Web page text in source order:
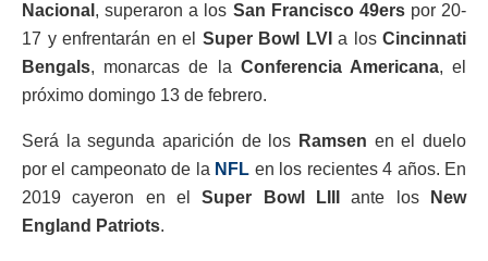
Nacional , superaron a los San Francisco 49erspor 20-
17 y enfrentarán en el Super Bowl LVI a los Cincinnati
Bengals, monarcas de la Conferencia Americana, el
próximo domingo 13 de febrero.
Será la segunda aparición de los Ramsen en el duelo
por el campeonato de la NFL en los recientes 4 años. En
2019 cayeron en elSuper Bowl LIII ante los
New
England Patriots.